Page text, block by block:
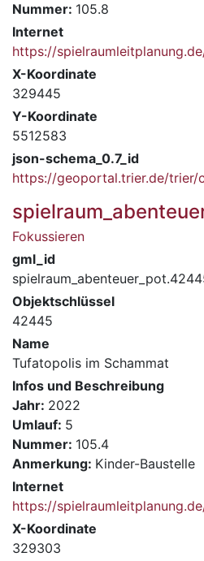
Nummer: 105.8
Internet
https://
X-Koordinate
329445
Y-Koordinate
5512583
json-schema_0.7_id
https://geoportal.trier.de/trier/
Fokussieren
gml_id
Objektschlüssel
42445
Name
Tufatopolis im Schammat
Infos und Beschreibung
Jahr: 2022
Umlauf: 5
Nummer: 105.4
Anmerkung: Kinder-Baustelle
Internet
https://
X-Koordinate
329303